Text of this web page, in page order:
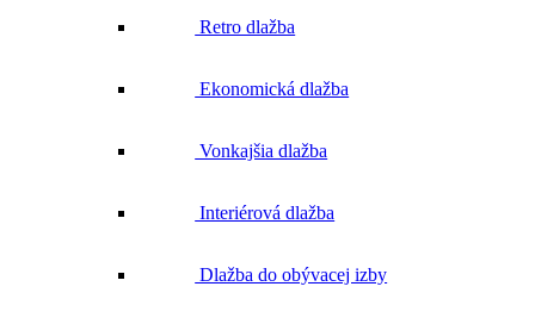
Retro dlažba
Ekonomická dlažba
Vonkajšia dlažba
Interiérová dlažba
Dlažba do obývacej izby